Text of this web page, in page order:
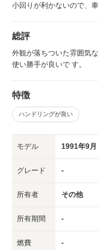
小回りが利かないので、
総評
外観が落ちついた雰囲気
使い勝手が良いで す。
特徴
ハンドリングが良い
モデル 1991年9
グレード -
所有者 その他
所有期間 -
燃費 -